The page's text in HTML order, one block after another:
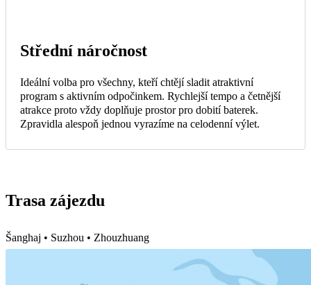
Střední náročnost
Ideální volba pro všechny, kteří chtějí sladit atraktivní
program s aktivním odpočinkem. Rychlejší tempo a četnější
atrakce proto vždy doplňuje prostor pro dobití baterek.
Zpravidla alespoň jednou vyrazíme na celodenní výlet.
Trasa zájezdu
Šanghaj • Suzhou • Zhouzhuang